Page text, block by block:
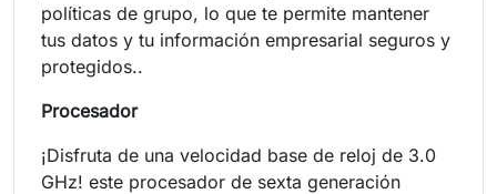
políticas de grupo, lo que te permite mantener
tus datos y tu información empresarial seguros y
protegidos..
Procesador
¡Disfruta de una velocidad base de reloj de 3.0
GHz! este procesador de sexta generación